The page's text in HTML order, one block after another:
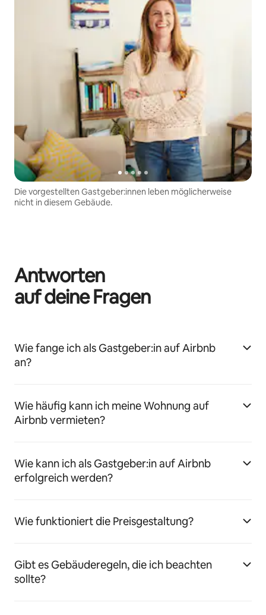
Die vorgestellten Gastgeber:innen leben möglicherweise
nicht in diesem Gebäude.
Antworten
auf deine Fragen
Wie fange ich als Gastgeber:in auf Airbnb
an?
Wie häufig kann ich meine Wohnung auf
Airbnb vermieten?
Wie kann ich als Gastgeber:in auf Airbnb
erfolgreich werden?
Wie funktioniert die Preisgestaltung?
Gibt es Gebäuderegeln, die ich beachten
sollte?